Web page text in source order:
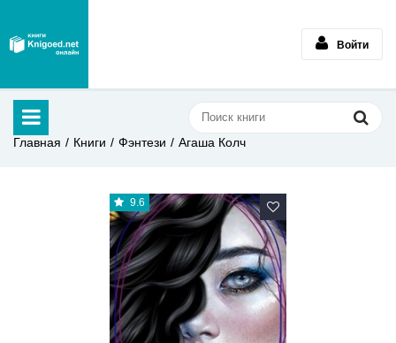
Войти
Главная Книги Фэнтези Агаша Колч
9.6